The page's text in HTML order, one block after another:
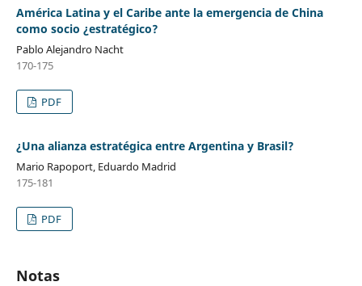
América Latina y el Caribe ante la emergencia de China
como socio ¿estratégico?
Pablo Alejandro Nacht
170-175
PDF
¿Una alianza estratégica entre Argentina y Brasil?
Mario Rapoport, Eduardo Madrid
175-181
PDF
Notas